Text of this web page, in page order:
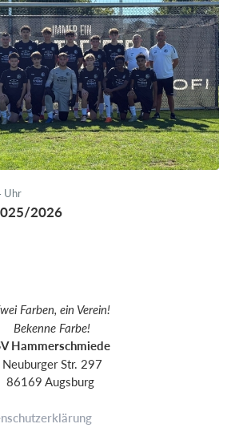
Uhr
2026
Farben, ein Verein!
Bekenne Farbe!
Hammerschmiede
Neuburger Str. 297
86169 Augsburg